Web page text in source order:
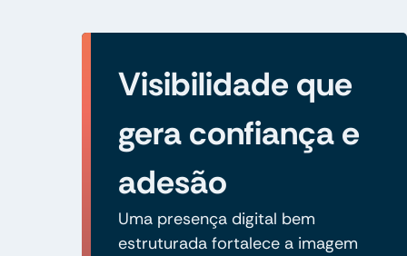
Visibilidade que
gera confiança e
adesão
Uma presença digital bem
estruturada fortalece a imagem